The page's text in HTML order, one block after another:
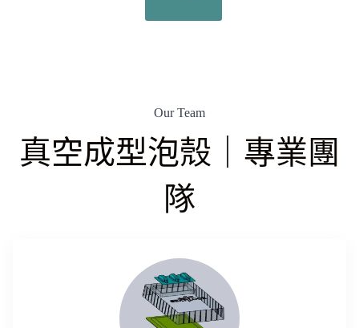
Our Team
真空成型泡殼｜專業團
隊